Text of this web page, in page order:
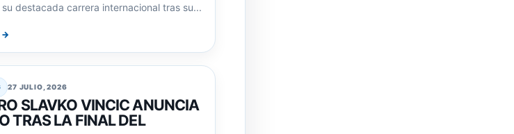
destacada carrera internacional tras su...
→
27 JULIO, 2026
SLAVKO VINCIC ANUNCIA
TRAS LA FINAL DEL